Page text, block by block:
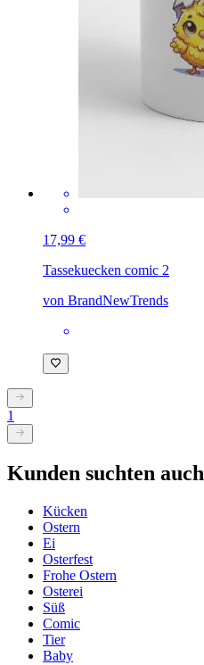
17,99 €
Tassekuecken comic 2
von BrandNewTrends
1
Kunden suchten auch
Kücken
Ostern
Ei
Osterfest
Frohe Ostern
Osterei
Süß
Comic
Tier
Baby